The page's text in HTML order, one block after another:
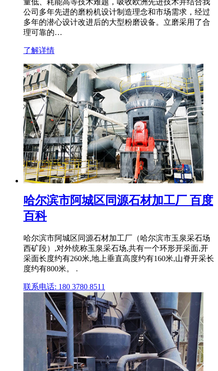
公司多年先进的磨粉机设计制造理念和市场需求，经过
多年的潜心设计改进后的大型粉磨设备。立磨采用了合
理可靠的…
了解详情
哈尔滨市阿城区同源石材加工厂 百度
百科
哈尔滨市阿城区同源石材加工厂（哈尔滨市玉泉采石场
西矿段）,对外统称玉泉采石场,共有一个环形开采面,开
采面长度约有260米,地上垂直高度约有160米,山脊开采长
度约有800米。 .
联系电话: 180 3780 8511